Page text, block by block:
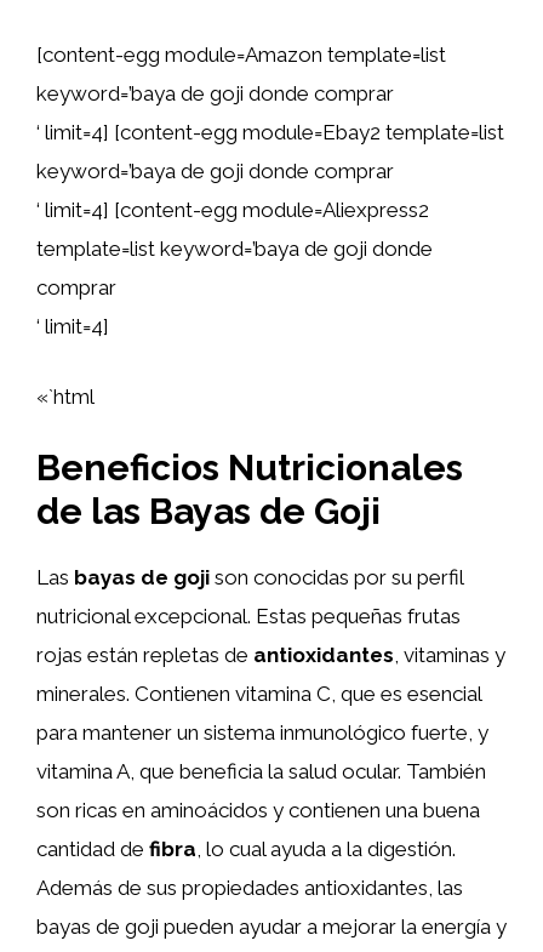
[content-egg module=Amazon template=list
keyword=’baya de goji donde comprar
‘ limit=4] [content-egg module=Ebay2 template=list
keyword=’baya de goji donde comprar
‘ limit=4] [content-egg module=Aliexpress2
template=list keyword=’baya de goji donde
comprar
‘ limit=4]
«`html
Beneficios Nutricionales
de las Bayas de Goji
Las bayas de goji son conocidas por su perfil
nutricional excepcional. Estas pequeñas frutas
rojas están repletas de antioxidantes, vitaminas y
minerales. Contienen vitamina C, que es esencial
para mantener un sistema inmunológico fuerte, y
vitamina A, que beneficia la salud ocular. También
son ricas en aminoácidos y contienen una buena
cantidad de fibra, lo cual ayuda a la digestión.
Además de sus propiedades antioxidantes, las
bayas de goji pueden ayudar a mejorar la energía y